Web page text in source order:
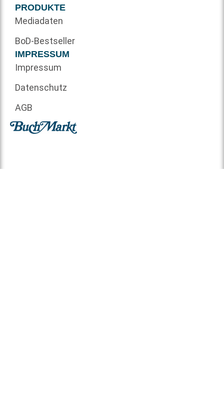
PRODUKTE
Mediadaten
BoD-Bestseller
IMPRESSUM
Impressum
Datenschutz
AGB